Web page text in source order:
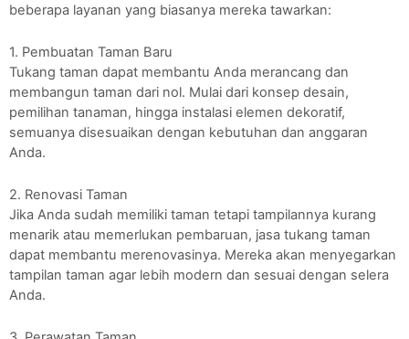
beberapa layanan yang biasanya mereka tawarkan:
1. Pembuatan Taman Baru
Tukang taman dapat membantu Anda merancang dan
membangun taman dari nol. Mulai dari konsep desain,
pemilihan tanaman, hingga instalasi elemen dekoratif,
semuanya disesuaikan dengan kebutuhan dan anggaran
Anda.
2. Renovasi Taman
Jika Anda sudah memiliki taman tetapi tampilannya kurang
menarik atau memerlukan pembaruan, jasa tukang taman
dapat membantu merenovasinya. Mereka akan menyegarkan
tampilan taman agar lebih modern dan sesuai dengan selera
Anda.